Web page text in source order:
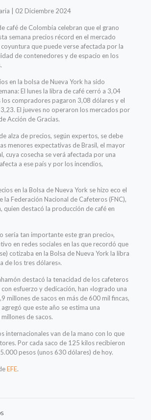
| 02 Diciembre 2024
café de Colombia celebran que el grano
semana precios récord en el mercado
que puede verse afectada por la
de contenedores y de espacio en los
en la bolsa de Nueva York ha sido
El lunes la libra de café cerró a 3,04
los compradores pagaron 3,08 dólares y el
El jueves no operaron los mercados por
Acción de Gracias.
alza de precios, según expertos, se debe
menores expectativas de Brasil, el mayor
cuya cosecha se verá afectada por una
a ese país y por los incendios,
en la Bolsa de Nueva York se hizo eco el
la Federación Nacional de Cafeteros (FNC),
quien destacó la producción de café en
sería tan importante este gran precio»,
en redes sociales en las que recordó que
cotizaba en la Bolsa de Nueva York la libra
de los tres dólares».
destacó la tenacidad de los cafeteros
esfuerzo y dedicación, han «logrado una
millones de sacos en más de 600 mil fincas,
que este año se estima una
de sacos.
internacionales van de la mano con lo que
Por cada saco de 125 kilos recibieron
pesos (unos 630 dólares) de hoy.
EFE.